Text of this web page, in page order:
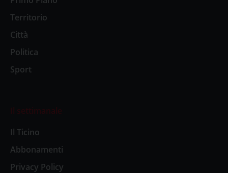
Territorio
Città
Politica
Sport
Il settimanale
Il Ticino
Abbonamenti
Privacy Policy